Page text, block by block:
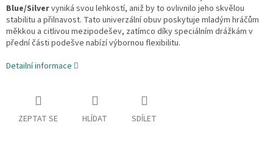
Blue/Silvervyniká svou lehkostí, aniž by to ovlivnilo jeho skvělou
stabilitu a přilnavost. Tato univerzální obuv poskytuje mladým hráčům
měkkou a citlivou mezipodešev, zatímco díky speciálním drážkám v
přední části podešve nabízí výbornou flexibilitu.
Detailní informace
ZEPTAT SE HLÍDAT SDÍLET